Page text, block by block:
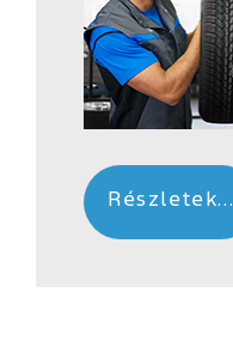
Részletek...